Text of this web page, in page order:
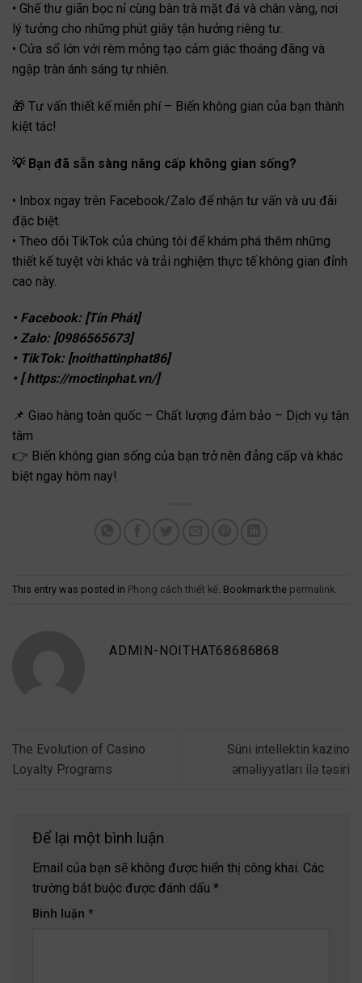
• Ghế thư giãn bọc nỉ cùng bàn trà mặt đá và chân vàng, nơi
lý tưởng cho những phút giây tận hưởng riêng tư.
• Cửa sổ lớn với rèm mỏng tạo cảm giác thoáng đãng và
ngập tràn ánh sáng tự nhiên.
🎁 Tư vấn thiết kế miễn phí – Biến không gian của bạn thành
kiệt tác!
💡 Bạn đã sẵn sàng nâng cấp không gian sống?
• Inbox ngay trên Facebook/Zalo để nhận tư vấn và ưu đãi
đặc biệt.
• Theo dõi TikTok của chúng tôi để khám phá thêm những
thiết kế tuyệt vời khác và trải nghiệm thực tế không gian đỉnh
cao này.
• Facebook: [Tín Phát]
• Zalo: [0986565673]
• TikTok: [noithattinphat86]
• [ https://moctinphat.vn/]
📌 Giao hàng toàn quốc – Chất lượng đảm bảo – Dịch vụ tận
tâm
👉 Biến không gian sống của bạn trở nên đẳng cấp và khác
biệt ngay hôm nay!
This entry was posted in Phong cách thiết kế . Bookmark the permalink
ADMIN-NOITHAT68686868
The Evolution of Casino
Loyalty Programs
Süni intellektin kazino
əməliyyatları ilə təsiri
Để lại một bình luận
Email của bạn sẽ không được hiển thị công khai. Các
trường bắt buộc được đánh dấu *
Bình luận *